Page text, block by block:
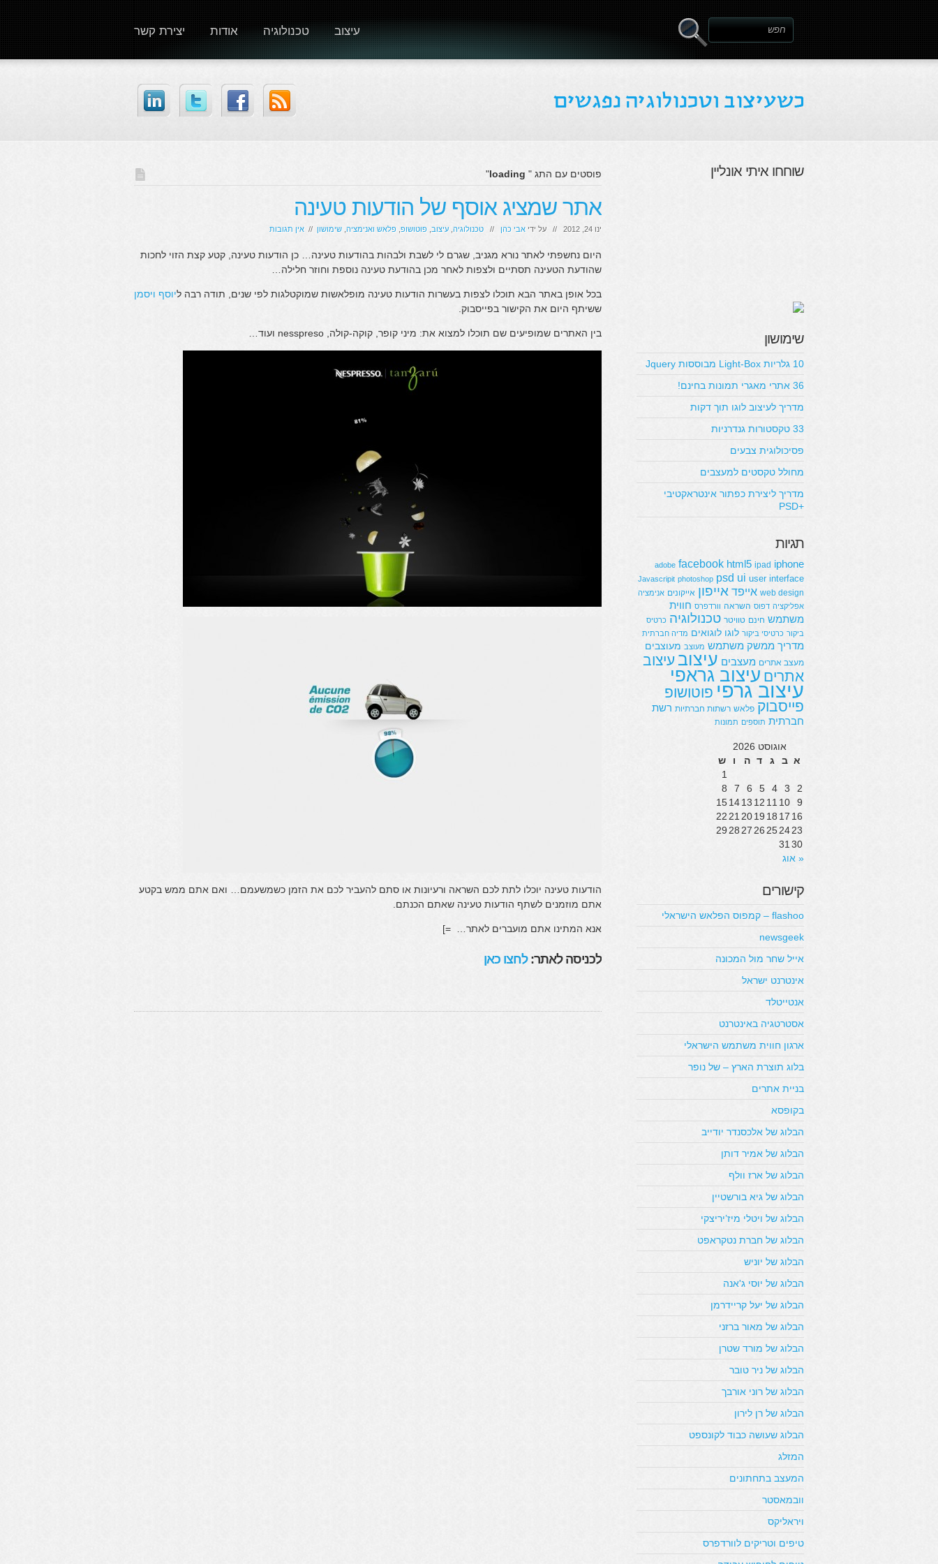
יצירת קשר אודות טכנולוגיה עיצוב
פוסטים עם התג " "
אתר שמציג אוסף של הודעות טעינה
ינו 24, 2012 // על ידי אבי כהן // טכנולוגיה עיצוב פוטושופ פלאש ואנימציה שימושון // אין תגובות
היום נחשפתי לאתר נורא מגניב, שגרם לי לשבת ולבהות בהודעות טעינה… כן הודעות טעינה, קטע קצת הזוי לחכות
שהודעת הטעינה תסתיים ולצפות לאחר מכן בהודעת טעינה נוספת וחוזר חלילה…
בכל אופן באתר הבא תוכלו לצפות בעשרות הודעות טעינה מופלאשות שמוקטלגות לפי שנים, תודה רבה ליוסף ויסמן
ששיתף היום את הקישור בפייסבוק.
בין האתרים שמופיעים שם תוכלו למצוא את: מיני קופר, קוקה-קולה, nesspreso ועוד…
הודעות טעינה יוכלו לתת לכם השראה ורעיונות או סתם להעביר לכם את הזמן כשמשעמם… ואם אתם ממש בקטע
אתם מוזמנים לשתף הודעות טעינה שאתם הכנתם.
אנא המתינו אתם מועברים לאתר… =]
לכניסה לאתר:לחצו כאן
שוחחו איתי אונליין
שימושון
10 גלריות Light-Box מבוססות Jquery
36 אתרי מאגרי תמונות בחינם!
מדריך לעיצוב לוגו תוך דקות
33 טקסטורות גנדרניות
פסיכולוגית צבעים
מחולל טקסטים למעצבים
מדריך ליצירת כפתור אינטראקטיבי
+PSD
תגיות
adobe facebook html5 ipad iphone
Javascripit photoshop psd ui user interface
web design אייפד אייפון אייקונים אנימציה
אפליקציה דפוס השראה וורדפרס חווית
משתמש חינם טוויטר טכנולוגיה כרטיס
ביקור כרטיסי ביקור לוגו לוגואים מדיה חברתית
מדריך ממשק משתמש מעוצב מעוצבים
מעצב אתרים מעצבים עיצוב עיצוב
אתרים עיצוב גראפי
עיצוב גרפי פוטושופ
פייסבוק פלאש רשתות חברתיות רשת
חברתית תוספים תמונות
אוגוסט 2026
א ב ג ד ה ו
ש
1
2
3
4
5
6
7
8
9
10
11
12
13
14
15
16
17
18
19
20
21
22
23
24
25
26
27
28
29
30
31
« אוג
קישורים
flashoo – קמפוס הפלאש הישראלי
newsgeek
אייל שחר מול המכונה
אינטרנט ישראל
אנטייטלד
אסטרטגיה באינטרנט
ארגון חווית משתמש הישראלי
בלוג תוצרת הארץ – של נופר
בניית אתרים
בקופסא
הבלוג של אלכסנדר יודייב
הבלוג של אמיר דותן
הבלוג של ארז וולף
הבלוג של גיא בורשטיין
הבלוג של ויטלי מיז’יריצקי
הבלוג של חברת נטקראפט
הבלוג של יוניש
הבלוג של יוסי ג'אנה
הבלוג של יעל קריידרמן
הבלוג של מאור ברזני
הבלוג של מורד שטרן
הבלוג של ניר טובר
הבלוג של רוני אורבך
הבלוג של רן לירון
הבלוג שעושה כבוד לקונספט
המזלג
המעצב בתחתונים
וובמאסטר
ויראליקס
טיפים וטריקים לוורדפרס